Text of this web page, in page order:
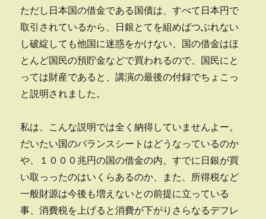
ただし日本国の借金である国債は、すべて日本円で
取引されているから、日銀とてを組めばつぶれない
し破綻しても他国に迷惑をかけない、国の借金はほ
とんど国民の預貯金などで買われるので、国民にと
っては財産であると、講演の最後の付録でちょこっ
と説明されました。
私は、こんな説明では全く納得していませんよー。
だいたい国のバランスシートはどうなっているのか
や、１０００兆円の国の借金の内、すでに日銀が買
い取っったのはいくらあるのか、また、所得税など
一般財源は今後も増えないとの前提に立っている
事、消費税を上げると消費が下がりさらなるデフレ